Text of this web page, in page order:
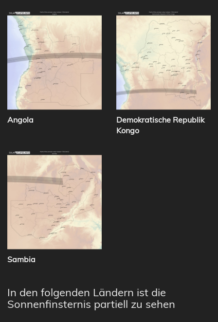
Angola
Demokratische Republik
Kongo
Sambia
In den folgenden Ländern ist die
Sonnenfinsternis partiell zu sehen